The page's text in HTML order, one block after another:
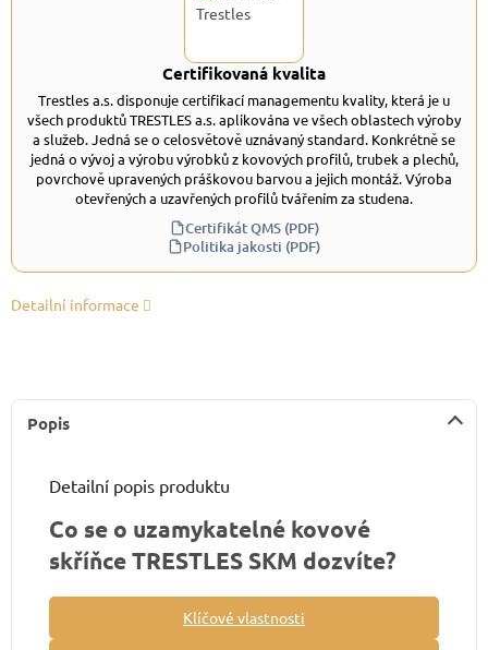
Certifikovaná kvalita
Trestles a.s. disponuje certifikací managementu kvality, která je u
všech produktů TRESTLES a.s. aplikována ve všech oblastech výroby
a služeb. Jedná se o celosvětově uznávaný standard. Konkrétně se
jedná o vývoj a výrobu výrobků z kovových profilů, trubek a plechů,
povrchově upravených práškovou barvou a jejich montáž. Výroba
otevřených a uzavřených profilů tvářením za studena.
Certifikát QMS (PDF)
Politika jakosti (PDF)
Detailní informace
Popis
Detailní popis produktu
Co se o uzamykatelné kovové
skříňce TRESTLES SKM dozvíte?
Klíčové vlastnosti